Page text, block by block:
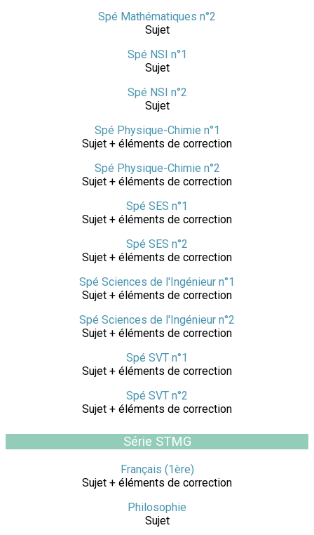
Spé Mathématiques n°2
Sujet
Spé NSI n°1
Sujet
Spé NSI n°2
Sujet
Spé Physique-Chimie n°1
Sujet + éléments de correction
Spé Physique-Chimie n°2
Sujet + éléments de correction
Spé SES n°1
Sujet + éléments de correction
Spé SES n°2
Sujet + éléments de correction
Spé Sciences de l'Ingénieur n°1
Sujet + éléments de correction
Spé Sciences de l'Ingénieur n°2
Sujet + éléments de correction
Spé SVT n°1
Sujet + éléments de correction
Spé SVT n°2
Sujet + éléments de correction
Série STMG
Français (1ère)
Sujet + éléments de correction
Philosophie
Sujet